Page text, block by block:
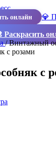
онлайн
💎
Раскрасить
/Винтажный
с